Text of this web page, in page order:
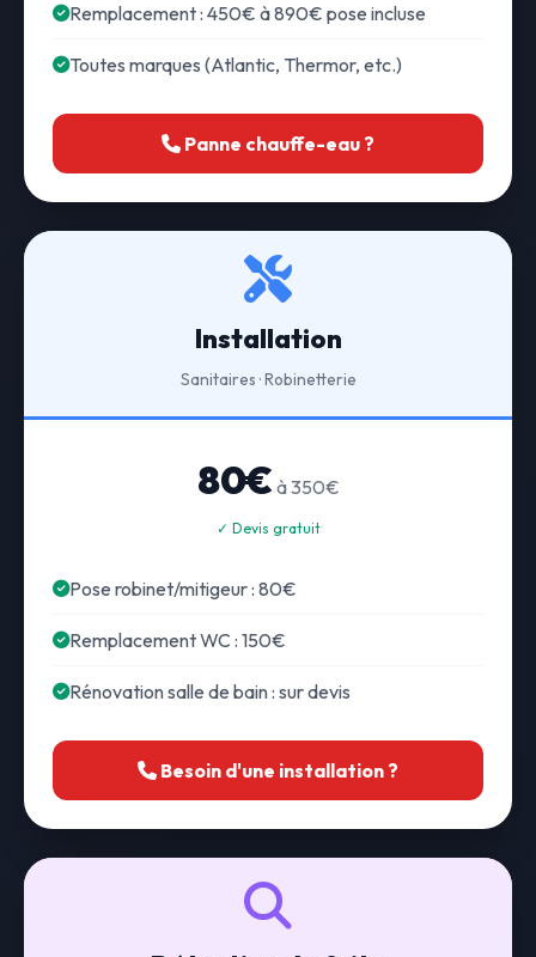
Remplacement : 450€ à 890€ pose incluse
Toutes marques (Atlantic, Thermor, etc.)
Panne chauffe-eau ?
Installation
Sanitaires · Robinetterie
80€ à 350€
✓ Devis gratuit
Pose robinet/mitigeur : 80€
Remplacement WC : 150€
Rénovation salle de bain : sur devis
Besoin d'une installation ?